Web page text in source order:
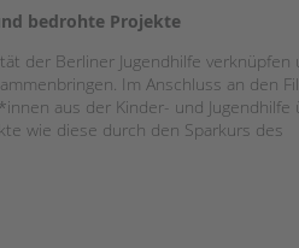
bedrohte Projekte
der Berliner Jugendhilfe verknüpfen
Im Anschluss an den
aus der Kinder- und Jugendhilfe
wie diese durch den Sparkurs des